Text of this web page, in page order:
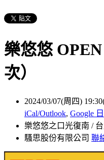
樂悠悠
次）
2024/03/07(周四)
iCal/Outlook, Google
樂悠悠之口光復南 /
騷思股份有限公司 聯